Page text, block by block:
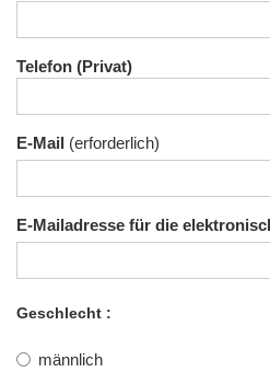
Telefon (Privat)
E-Mail
E-Mailadresse für die
Geschlecht
männlich